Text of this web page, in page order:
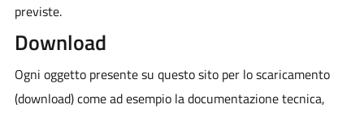
previste.
Download
Ogni oggetto presente su questo sito per lo scaricamento
(download) come ad esempio la documentazione tecnica,